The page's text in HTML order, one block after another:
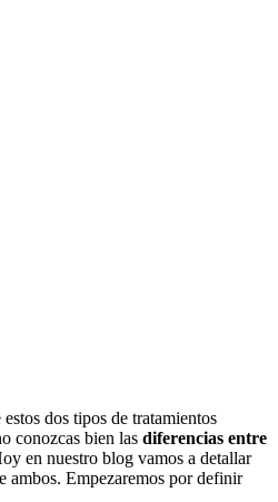
dos tipos de tratamientos
conozcas bien las diferencias entre
en nuestro blog vamos a detallar
ambos. Empezaremos por definir